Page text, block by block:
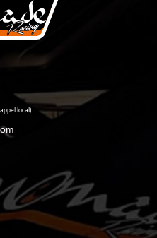
local)